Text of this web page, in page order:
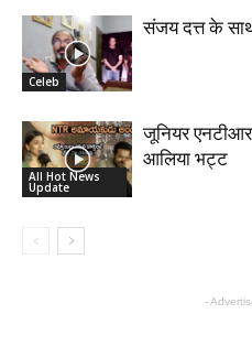
Celeb
संजय दत्त के
All Hot News
Update
जूनियर
आलिया भट्ट
-